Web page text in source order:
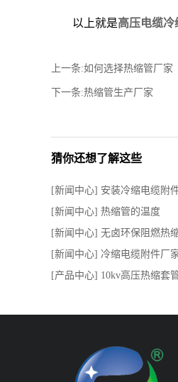
以上就是高压电缆冷
上一条:如何选择热缩管厂家
下一条:热缩管生产厂家
猜你还想了解这些
[新闻中心] 安装冷缩电缆附
[新闻中心] 热缩管的温度
[新闻中心] 无卤环保阻燃热
[新闻中心] 冷缩电缆附件厂
[产品中心] 10kv高压热缩套